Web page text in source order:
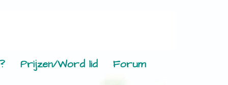
Prijzen/Word lid Forum